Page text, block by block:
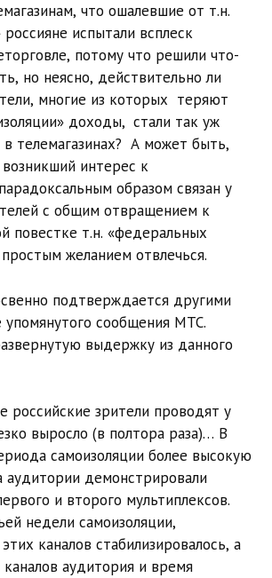
что ошалевшие от т.н.
россияне испытали всплеск
потому что решили что-
но неясно, действительно ли
многие из которых теряют
доходы, стали так уж
в телемагазинах? А может быть,
интерес к
образом связан у
с общим отвращением к
повестке т.н. «федеральных
желанием отвлечься.
подтверждается другими
сообщения МТС.
выдержку из данного
российские зрители проводят у
выросло (в полтора раза)… В
самоизоляции более высокую
аудитории демонстрировали
и второго мультиплексов.
недели самоизоляции,
каналов стабилизировалось, а
аудитория и время